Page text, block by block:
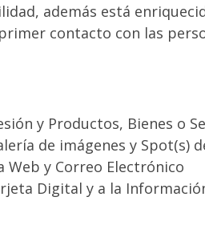
además está
contacto con las
y Productos, Bienes o
de imágenes y Spot(s)
Web y Correo Electrónico
Digital y a la